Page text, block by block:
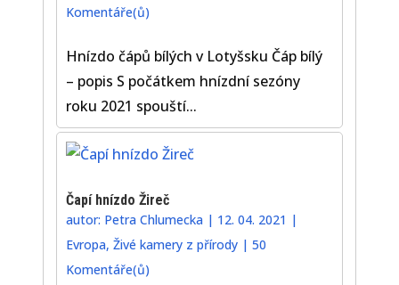
Komentáře(ů)
Hnízdo čápů bílých v Lotyšsku Čáp bílý
– popis S počátkem hnízdní sezóny
roku 2021 spouští...
Čapí hnízdo Žireč
autor: Petra Chlumecka| 12. 04. 2021 |
Evropa, Živé kamery z přírody| 50
Komentáře(ů)